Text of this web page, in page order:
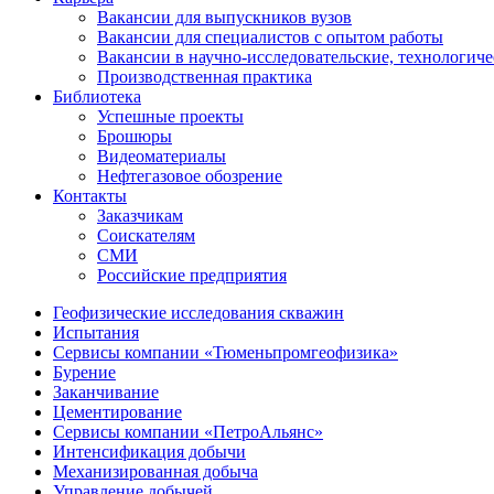
Вакансии для выпускников вузов
Вакансии для специалистов с опытом работы
Вакансии в научно-исследовательские,
Производственная практика
Библиотека
Успешные проекты
Брошюры
Видеоматериалы
Нефтегазовое обозрение
Контакты
Заказчикам
Соискателям
СМИ
Российские предприятия
Геофизические исследования скважин
Испытания
Сервисы компании «Тюменьпромгеофизика»
Бурение
Заканчивание
Цементирование
Сервисы компании «ПетроАльянс»
Интенсификация добычи
Механизированная добыча